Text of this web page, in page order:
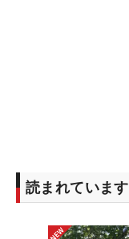
読まれています